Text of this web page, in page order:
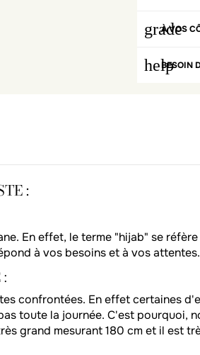
grade
À VOS
helpBESOIN
:
En effet, le terme "hijab" se
à vos besoins et à vos
confrontées. En effet certaines
toute la journée. C'est pourquoi,
grand mesurant 180 cm et il est